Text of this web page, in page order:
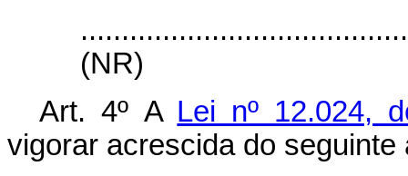
(NR)
Art. 4º A Lei nº 12.024,
vigorar acrescida do seguinte